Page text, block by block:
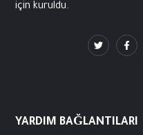
için kuruldu.
YARDIM BAĞLANTILARI